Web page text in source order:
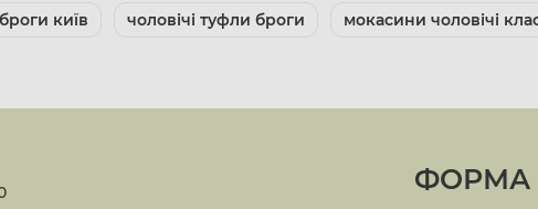
київ чоловічі туфли броги мокасини чоловічі
ФОРМА